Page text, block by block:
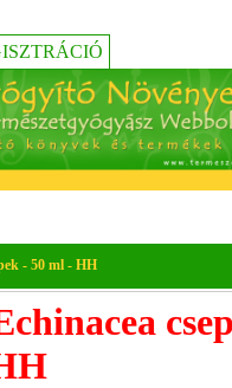
- 50 ml - HH